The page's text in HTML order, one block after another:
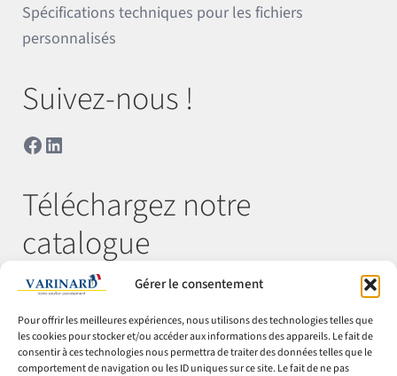
Gérer le consentement
Pour offrir les meilleures expériences, nous utilisons des technologies telles que
les cookies pour stocker et/ou accéder aux informations des appareils. Le fait de
consentir à ces technologies nous permettra de traiter des données telles que le
comportement de navigation ou les ID uniques sur ce site. Le fait de ne pas
Spécifications techniques pour les fichiers
personnalisés
Suivez-nous !
Facebook
LinkedIn
Téléchargez notre
catalogue